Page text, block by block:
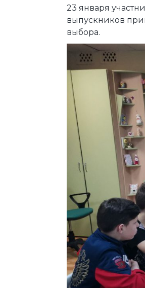
23 января
выпускников
выбора.